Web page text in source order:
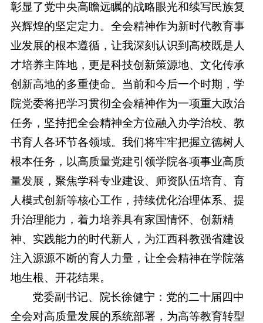
彰显了党中央高瞻远瞩的战略眼光和续写民族复
兴辉煌的坚定定力。全会精神作为新时代教育事
业发展的根本遵循，让我深刻认识到高校既是人
才培养主阵地，更是科技创新策源地、文化传承
创新高地的多重使命。当前和今后一个时期，学
院党委将把学习贯彻全会精神作为一项重大政治
任务，坚持把全会精神全方位融入办学治校、教
书育人各环节各领域。我们将牢牢把握立德树人
根本任务，以高质量党建引领学院各项事业高质
量发展，聚焦学科专业建设、师资队伍培育、育
人模式创新等核心工作，持续优化治理体系、提
升治理能力，着力培养具有家国情怀、创新精
神、实践能力的时代新人，为江西科教强省建设
注入源源不断的育人力量，让全会精神在学院落
地生根、开花结果。
党委副书记、院长徐健宁：党的二十届四中
全会对高质量发展的系统部署，为高等教育转型